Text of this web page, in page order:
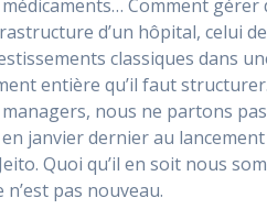
Comment
d’un hôpital, celui
classiques dans
entière qu’il faut
nous ne partons
janvier dernier au
Quoi qu’il en soit nous
pas nouveau.